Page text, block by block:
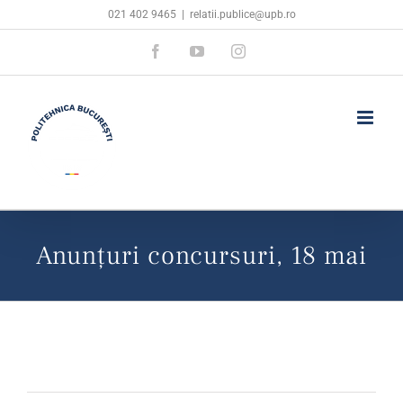
content
021 402 9465 relatii.publice@upb.ro
FacebookYouTubeInstagram
Anunțuri concursuri, 18 mai